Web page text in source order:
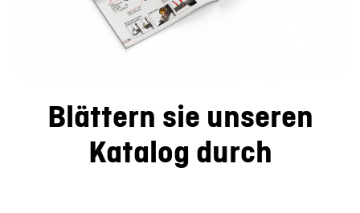
Blättern sie unseren
Katalog durch